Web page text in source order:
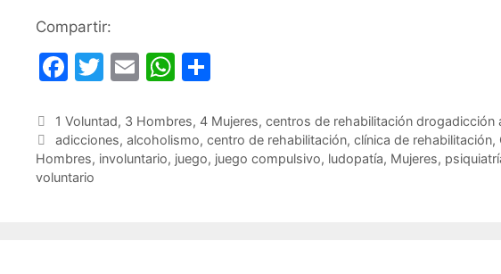
Compartir:
F
c
e
b
T
itt
er
E
ai
l
W
at
s
m
p
Categorías
1 Voluntad, 3 Hombres, 4 Mujeres, centros de rehabilitación drogadicción
Etiquetas
adicciones, alcoholismo, centro de rehabilitación, clínica de rehabilitación,
Hombres, involuntario, juego, juego compulsivo, ludopatía, Mujeres,
voluntario